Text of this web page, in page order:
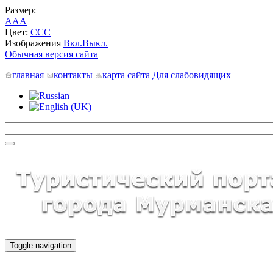
Размер:
AAA
Цвет: CCC
Изображения Вкл.Выкл.
Обычная версия сайта
главная
контакты карта сайта Для слабовидящих
Toggle navigation